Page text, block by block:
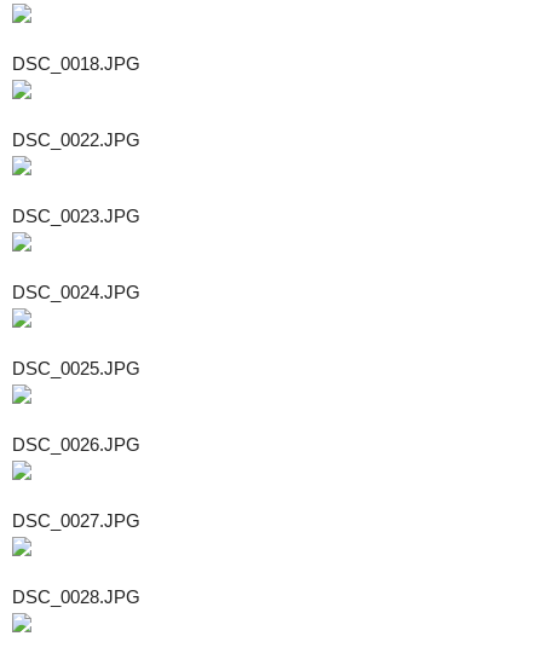
DSC_0018.JPG
DSC_0022.JPG
DSC_0023.JPG
DSC_0024.JPG
DSC_0025.JPG
DSC_0026.JPG
DSC_0027.JPG
DSC_0028.JPG